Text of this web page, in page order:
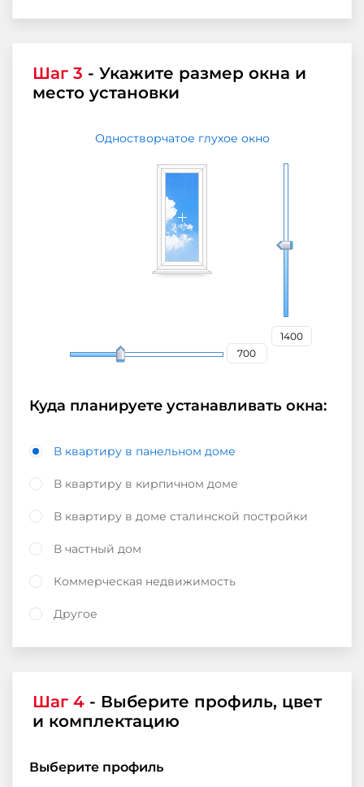
Шаг 3 - Укажите размер окна и
место установки
Одностворчатое глухое окно
Куда планируете устанавливать окна:
В квартиру в панельном доме
В квартиру в кирпичном доме
В квартиру в доме сталинской постройки
В частный дом
Коммерческая недвижимость
Другое
Шаг 4 - Выберите профиль, цвет
и комплектацию
Выберите профиль